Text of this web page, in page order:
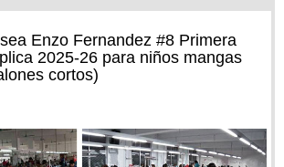
Enzo Fernandez #8 Primera
2025-26 para niños mangas
cortos)